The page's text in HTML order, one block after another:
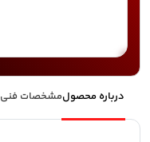
درباره محصولمشخصات فنی